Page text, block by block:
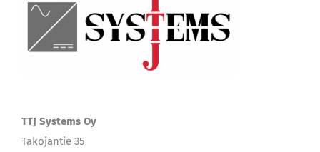
TTJ Systems Oy
Takojantie 35